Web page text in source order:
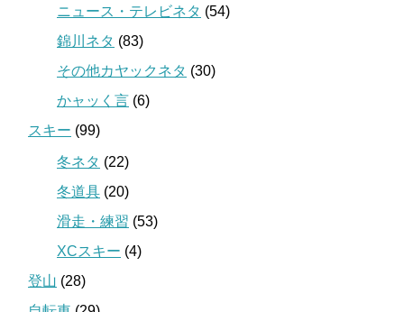
ニュース・テレビネタ (54)
錦川ネタ (83)
その他カヤックネタ (30)
かャッく言 (6)
スキー (99)
冬ネタ (22)
冬道具 (20)
滑走・練習 (53)
XCスキー (4)
登山 (28)